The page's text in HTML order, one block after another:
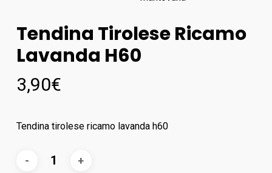
Tendina Tirolese Ricamo
Lavanda H60
3,90€
Tendina tirolese ricamo lavanda h60